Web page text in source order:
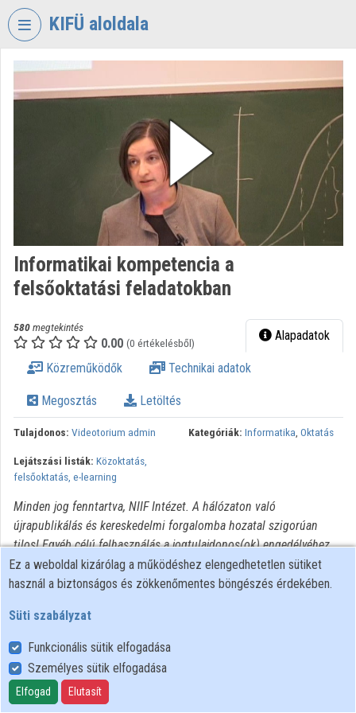
Fejléc kihagyása
KIFÜ aloldala
VIDEOTORIUM
Intézményi kezdőlap
Intézményi felfedezés
Intézményi listák
Intézmények
Közreműködők
Informatikai kompetencia a
felsőoktatási feladatokban
580megtekintés
0.00 (0 értékelésből) Alapadatok
Közreműködők Technikai adatok
Megosztás Letöltés
Tulajdonos: Videotorium admin Kategóriák: Informatika, Oktatás
Lejátszási listák: Közoktatás,
felsőoktatás, e-learning
Minden jog fenntartva, NIIF Intézet. A hálózaton való
újrapublikálás és kereskedelmi forgalomba hozatal szigorúan
tilos! Egyéb célú felhasználás a jogtulajdonos(ok) engedélyéhez
kötött.
Felhasználói szabályzat
Adatkezelési tájékoztató
Süti szabályzat
Ez a weboldal kizárólag a működéshez elengedhetetlen sütiket
használ a biztonságos és zökkenőmentes böngészés érdekében.
Süti szabályzat
Funkcionális sütik elfogadása
Személyes sütik elfogadása
Elfogad Elutasít